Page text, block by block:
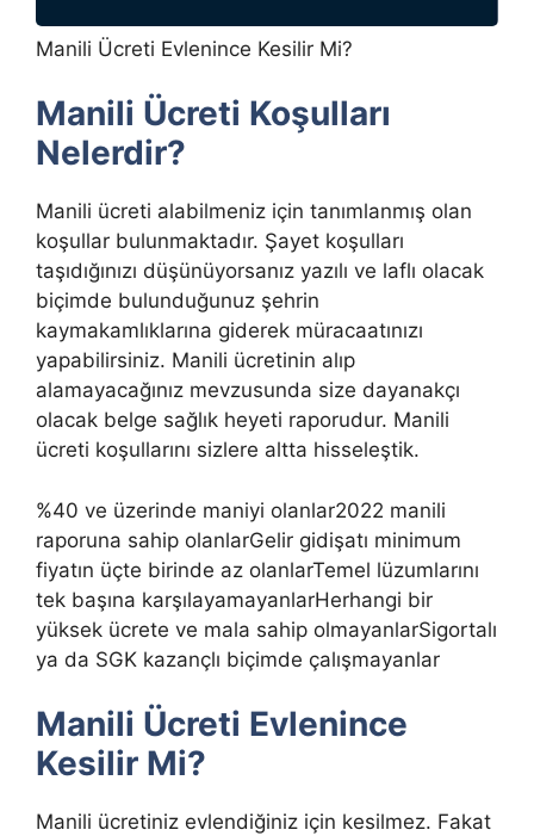
Manili Ücreti Evlenince Kesilir Mi?
Manili Ücreti Koşulları
Nelerdir?
Manili ücreti alabilmeniz için tanımlanmış olan
koşullar bulunmaktadır. Şayet koşulları
taşıdığınızı düşünüyorsanız yazılı ve laflı olacak
biçimde bulunduğunuz şehrin
kaymakamlıklarına giderek müracaatınızı
yapabilirsiniz. Manili ücretinin alıp
alamayacağınız mevzusunda size dayanakçı
olacak belge sağlık heyeti raporudur. Manili
ücreti koşullarını sizlere altta hisseleştik.
%40 ve üzerinde maniyi olanlar2022 manili
raporuna sahip olanlarGelir gidişatı minimum
fiyatın üçte birinde az olanlarTemel lüzumlarını
tek başına karşılayamayanlarHerhangi bir
yüksek ücrete ve mala sahip olmayanlarSigortalı
ya da SGK kazançlı biçimde çalışmayanlar
Manili Ücreti Evlenince
Kesilir Mi?
Manili ücretiniz evlendiğiniz için kesilmez. Fakat